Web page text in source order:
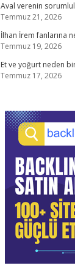
Aval verenin
Temmuz 21, 2026
İlhan İrem fanlarına
Temmuz 19, 2026
Et ve yoğurt neden
Temmuz 17, 2026